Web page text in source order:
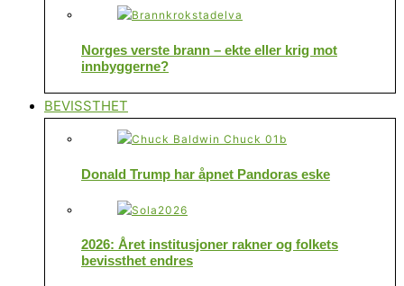
Norges verste brann – ekte eller krig mot
innbyggerne?
BEVISSTHET
Donald Trump har åpnet Pandoras eske
2026: Året institusjoner rakner og folkets
bevissthet endres